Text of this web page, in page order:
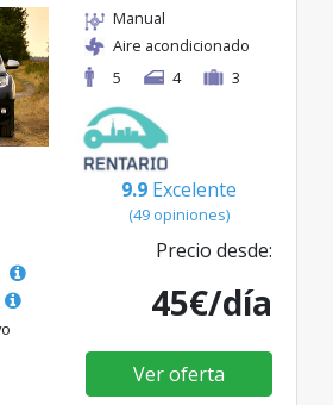
excelentes desde solo
Manual
Aire acondicionado
5
4 3
9.9 Excelente
(49 opiniones)
Precio desde:
45€/día
Ver oferta